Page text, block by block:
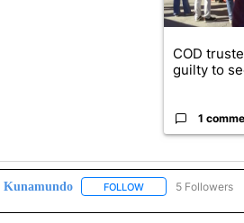
COD
guilty to
1
Kunamundo FOLLOWFOLLOW5 Followers